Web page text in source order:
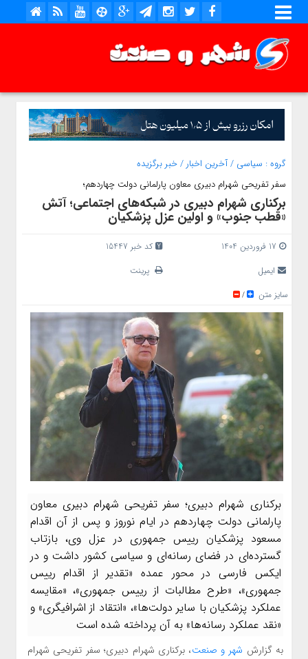
گروه : سیاسی /آخرین اخبار /خبر برگزیده
سفر تفریحی شهرام دبیری معاون پارلمانی دولت چهاردهم؛
برکناری شهرام دبیری در شبکه‌های اجتماعی؛ آتش
«قطب جنوب» و اولین عزل پزشکیان
17 فروردین 1404
کد خبر 15447
ایمیل
پرینت
سایز متن
/
برکناری شهرام دبیری؛ سفر تفریحی شهرام دبیری معاون
پارلمانی دولت چهاردهم در ایام نوروز و پس از آن اقدام
مسعود پزشکیان رییس جمهوری در عزل وی، بازتاب
گسترده‌ای در فضای رسانه‌ای و سیاسی کشور داشت و در
ایکس فارسی در محور عمده «تقدیر از اقدام رییس
جمهوری»، «طرح مطالبات از رییس جمهوری»، «مقایسه
عملکرد پزشکیان با سایر دولت‌ها»، «انتقاد از اشرافیگری» و
«نقد عملکرد رسانه‌ها» به آن پرداخته شده است
به گزارش شهر و صنعت، برکناری شهرام دبیری؛ سفر تفریحی شهرام